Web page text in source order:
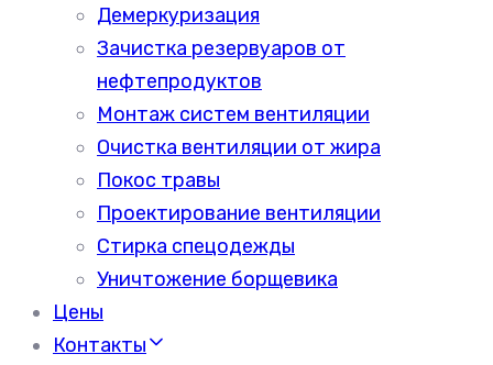
Демеркуризация
Зачистка резервуаров от
нефтепродуктов
Монтаж систем вентиляции
Очистка вентиляции от жира
Покос травы
Проектирование вентиляции
Стирка спецодежды
Уничтожение борщевика
Цены
Контакты